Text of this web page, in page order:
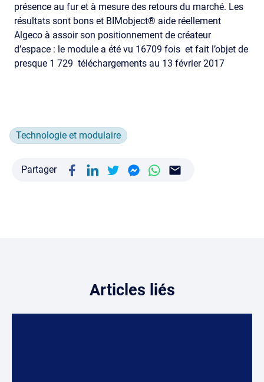
présence au fur et à mesure des retours du marché. Les
résultats sont bons et BIMobject® aide réellement
Algeco à assoir son positionnement de créateur
d’espace : le module a été vu 16709 fois et fait l’objet de
presque 1 729 téléchargements au 13 février 2017
Technologie et modulaire
Partager
Articles liés